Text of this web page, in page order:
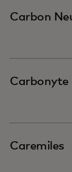
Carbon
Carbonyte
Caremiles